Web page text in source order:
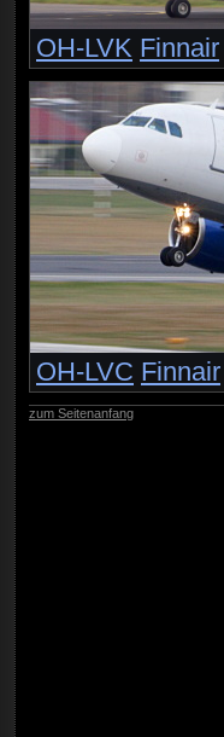
OH-LVK Finnair
OH-LVC Finnair
zum Seitenanfang